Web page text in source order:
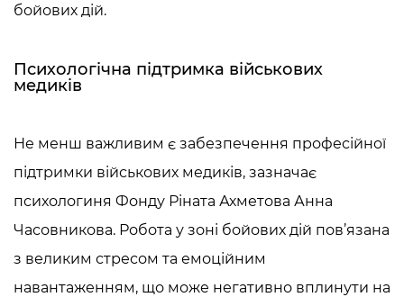
бойових дій.
Психологічна підтримка військових
медиків
Не менш важливим є забезпечення професійної
підтримки військових медиків, зазначає
психологиня Фонду Ріната Ахметова Анна
Часовникова. Робота у зоні бойових дій пов’язана
з великим стресом та емоційним
навантаженням, що може негативно вплинути на